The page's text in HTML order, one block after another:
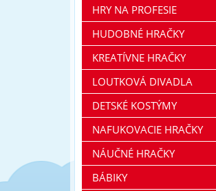
HRY NA PROFESIE
HUDOBNÉ HRAČKY
KREATÍVNE HRAČKY
LOUTKOVÁ DIVADLA
DETSKÉ KOSTÝMY
NAFUKOVACIE HRAČKY
NÁUČNÉ HRAČKY
BÁBIKY